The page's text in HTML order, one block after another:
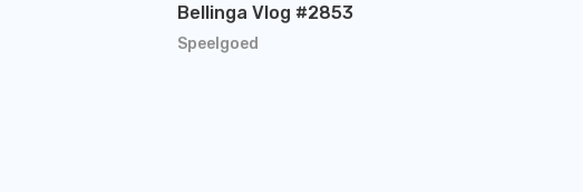
Speelgoed
Bellinga Vlog #2853